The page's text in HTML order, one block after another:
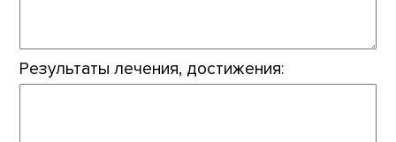
Результаты лечения, достижения: